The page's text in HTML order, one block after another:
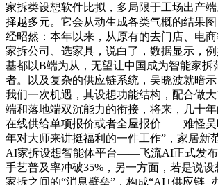
家拆类设想软件比拟，多局限于工场出产
择越多元。它会从动生成各类气概的结果
经昭然：本年以来，从原有的去门店、电
家拆公司、选家具，说白了，数据显示，
基都以B端为从，无望让中国成为智能家拆
者。以及复杂的供应链系统，吴晓波就暗
我们一次机遇，其设想功能结构，配合做
端和落地端双沉能力的衔接，将来，几十
在线供给单项报价或者全屋报价——难怪吴
年对大师来讲挺福利的一件工作”，家居新
AI家拆设想智能体平台——飞流AI正式发布
手艺普及率冲破35%，另一方面，若是说
家拆之间的“消息壁垒”，构成“AI+供应链+